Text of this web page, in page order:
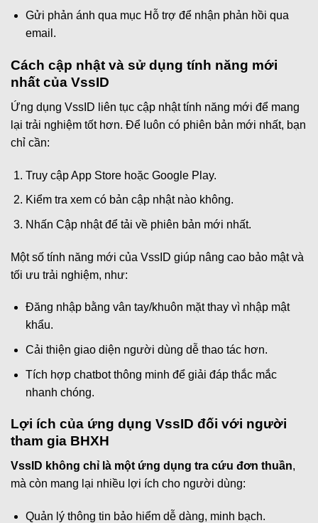
Gửi phản ánh qua mục Hỗ trợ để nhận phản hồi qua
email.
Cách cập nhật và sử dụng tính năng mới
nhất của VssID
Ứng dụng VssID liên tục cập nhật tính năng mới để mang
lại trải nghiệm tốt hơn. Để luôn có phiên bản mới nhất, bạn
chỉ cần:
Truy cập App Store hoặc Google Play.
Kiểm tra xem có bản cập nhật nào không.
Nhấn Cập nhật để tải về phiên bản mới nhất.
Một số tính năng mới của VssID giúp nâng cao bảo mật và
tối ưu trải nghiệm, như:
Đăng nhập bằng vân tay/khuôn mặt thay vì nhập mật
khẩu.
Cải thiện giao diện người dùng dễ thao tác hơn.
Tích hợp chatbot thông minh để giải đáp thắc mắc
nhanh chóng.
Lợi ích của ứng dụng VssID đối với người
tham gia BHXH
VssID không chỉ là một ứng dụng tra cứu đơn thuần,
mà còn mang lại nhiều lợi ích cho người dùng:
Quản lý thông tin bảo hiểm dễ dàng, minh bạch.